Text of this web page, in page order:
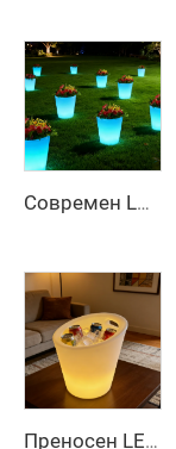
Современ LED округол пластичен саксија со менување боја, водонепропустлив цветен саксиј за отворен простор, користена како под ваза
Преносен LED кофичет за лед за бар и ноќен клуб со далечинско управување, 16 бои и можност за полнење